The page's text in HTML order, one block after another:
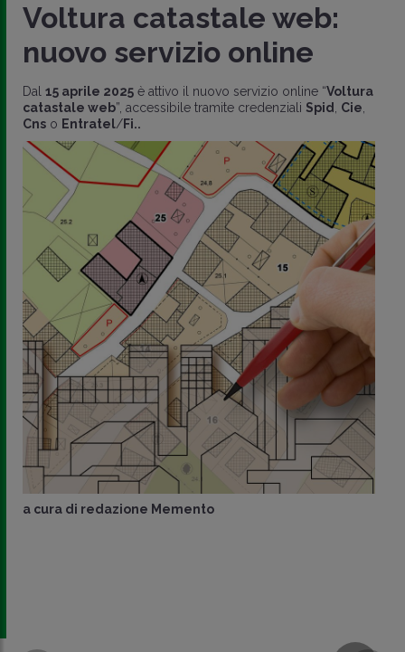
Voltura catastale web:
nuovo servizio online
Dal 15 aprile 2025 è attivo il nuovo servizio online “Voltura
catastale web”, accessibile tramite credenziali Spid Cie
Cns o Entratel/Fi..
a cura di redazione Memento